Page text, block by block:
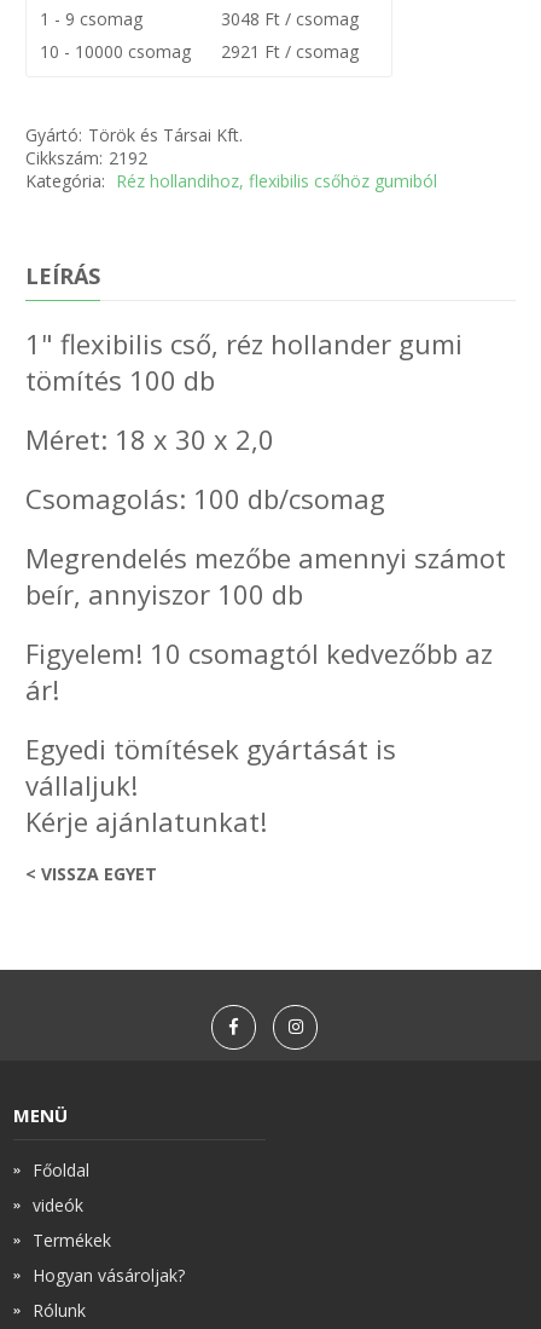
1 - 9 csomag
3048 Ft / csomag
10 - 10000 csomag
2921 Ft / csomag
Gyártó: Török és Társai Kft.
Cikkszám: 2192
Kategória: Réz hollandihoz, flexibilis csőhöz gumiból
LEÍRÁS
1" flexibilis cső, réz hollander gumi
tömítés 100 db
Méret: 18 x 30 x 2,0
Csomagolás: 100 db/csomag
Megrendelés mezőbe amennyi számot
beír, annyiszor 100 db
Figyelem! 10 csomagtól kedvezőbb az
ár!
Egyedi tömítések gyártását is
vállaljuk!
Kérje ajánlatunkat!
< VISSZA EGYET
MENÜ
Főoldal
videók
Termékek
Hogyan vásároljak?
Rólunk